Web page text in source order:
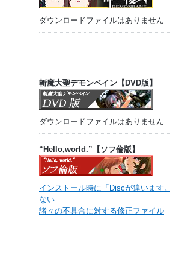
ダウンロードファイルはありません
斬魔大聖デモンベイン【DVD版】
ダウンロードファイルはありません
“Hello,world.”【ソフ倫版】
インストール時に「Discが違います
ない
諸々の不具合に対する修正ファイル